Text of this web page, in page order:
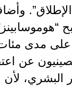
الإطلاق”.
مدى
عن
البشري،